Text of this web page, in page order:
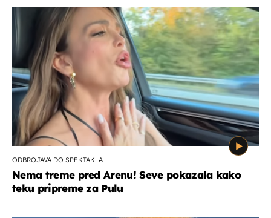
ODBROJAVA DO SPEKTAKLA
Nema treme pred Arenu! Seve pokazala kako
teku pripreme za Pulu